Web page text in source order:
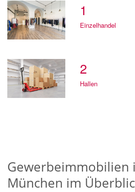
1
Einzelhandel
2
Hallen
Gewerbeimmobilien
München im